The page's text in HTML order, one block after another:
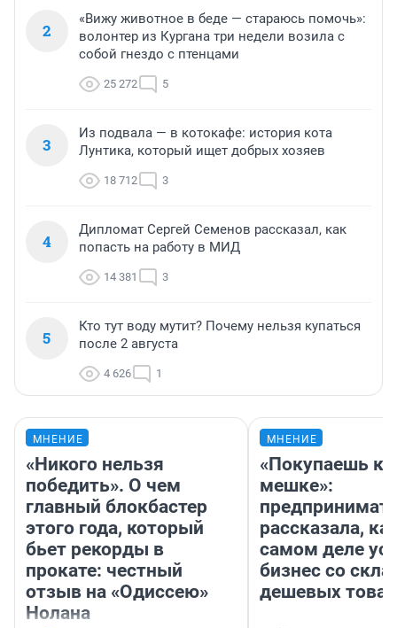
2
«Вижу животное в беде — стараюсь помочь»:
волонтер из Кургана три недели возила с
собой гнездо с птенцами
25 272 5
3
Из подвала — в котокафе: история кота
Лунтика, который ищет добрых хозяев
18 712 3
4
Дипломат Сергей Семенов рассказал, как
попасть на работу в МИД
14 381 3
5
Кто тут воду мутит? Почему нельзя купаться
после 2 августа
4 626 1
МНЕНИЕ
«Никого нельзя
победить». О чем
главный блокбастер
этого года, который
бьет рекорды в
прокате: честный
отзыв на «Одиссею»
Нолана
МНЕНИЕ
«Покупаешь
мешке»:
рассказала,
самом деле
бизнес со
дешевых